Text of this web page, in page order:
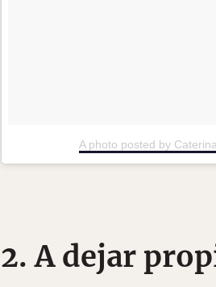
A photo posted by
2. A dejar